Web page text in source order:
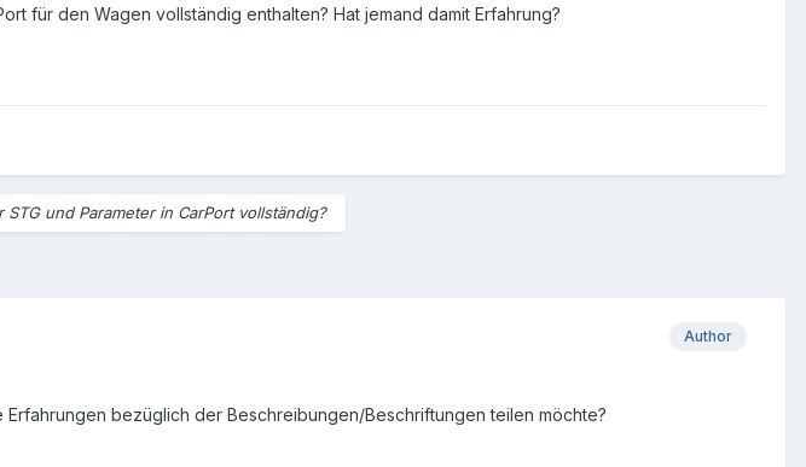
für den Wagen vollständig enthalten? Hat jemand damit Erfahrung?
und Parameter in CarPort vollständig?
Author
bezüglich der Beschreibungen/Beschriftungen teilen möchte?